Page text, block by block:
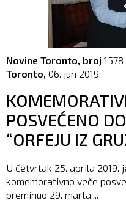
Novine Toronto, broj 1578
Toronto, 06. jun 2019.
POSVEĆENO
“ORFEJU IZ
U četvrtak 25. aprila 2019.
komemorativno veče
preminuo 29. marta....